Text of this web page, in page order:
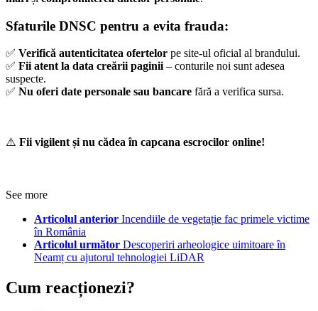
Sfaturile DNSC pentru a evita frauda:
✅ Verifică autenticitatea ofertelor pe site-ul oficial al brandului.
✅ Fii atent la data creării paginii – conturile noi sunt adesea
suspecte.
✅ Nu oferi date personale sau bancare fără a verifica sursa.
⚠️ Fii vigilent și nu cădea în capcana escrocilor online!
See more
Articolul anterior Incendiile de vegetație fac primele victime
în România
Articolul următor Descoperiri arheologice uimitoare în
Neamț cu ajutorul tehnologiei LiDAR
Cum reacționezi?